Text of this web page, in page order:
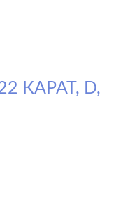
КАРАТ, D,